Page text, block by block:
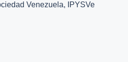
Venezuela, IPYSVe